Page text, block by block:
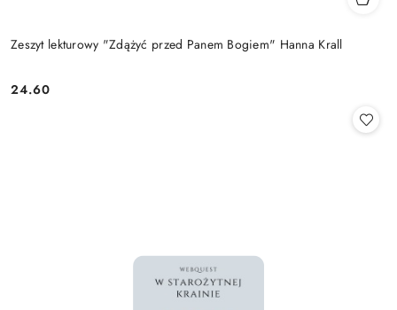
Zeszyt lekturowy "Zdążyć przed Panem Bogiem" Hanna Krall
Cena:
24.60